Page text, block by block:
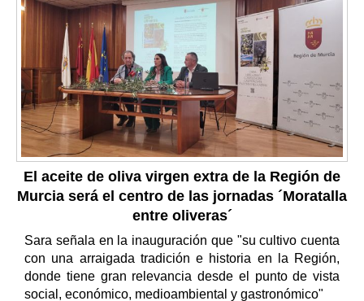
El aceite de oliva virgen extra de la Región de
Murcia será el centro de las jornadas ´Moratalla
entre oliveras´
Sara señala en la inauguración que "su cultivo cuenta
con una arraigada tradición e historia en la Región,
donde tiene gran relevancia desde el punto de vista
social, económico, medioambiental y gastronómico"